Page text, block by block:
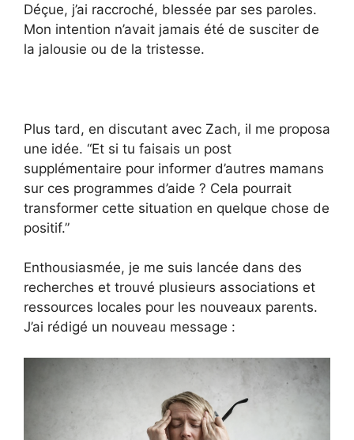
Déçue, j’ai raccroché, blessée par ses paroles.
Mon intention n’avait jamais été de susciter de
la jalousie ou de la tristesse.
Plus tard, en discutant avec Zach, il me proposa
une idée. “Et si tu faisais un post
supplémentaire pour informer d’autres mamans
sur ces programmes d’aide ? Cela pourrait
transformer cette situation en quelque chose de
positif.”
Enthousiasmée, je me suis lancée dans des
recherches et trouvé plusieurs associations et
ressources locales pour les nouveaux parents.
J’ai rédigé un nouveau message :